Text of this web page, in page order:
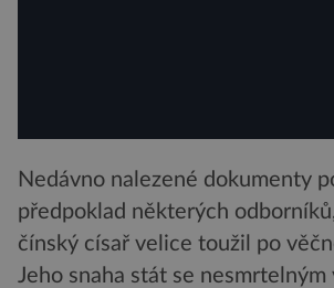
Nedávno nalezené dokumenty
předpoklad některých
čínský císař velice toužil po
Jeho snaha stát se nesmrtelným